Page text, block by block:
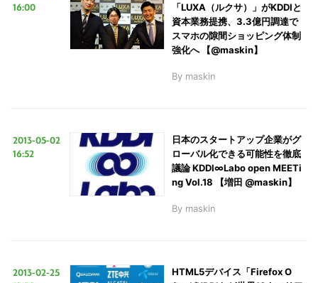
16:00
「LUXA（ルクサ）」がKDDIと
資本業務提携、3.3億円調達で
スマホの隙間ショッピング体制
強化へ 【@maskin】
By maskin
2013-05-02
16:52
日本のスタートアップ企業がグ
ローバル化できる可能性を徹底
議論 KDDI∞Labo open MEETi
ng Vol.18 【増田 @maskin】
By maskin
2013-02-25
HTML5デバイス「Firefox O